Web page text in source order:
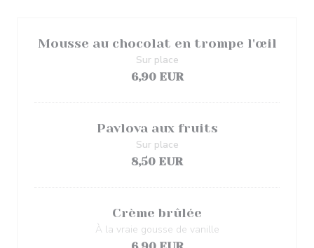
Mousse au chocolat en trompe l'œil
6,90 EUR
Sur place
Pavlova aux fruits
8,50 EUR
Sur place
Crème brûlée
À la vraie gousse de vanille